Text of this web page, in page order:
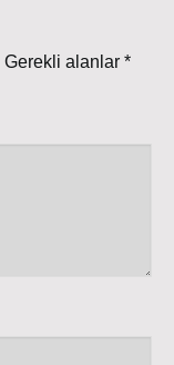
Gerekli alanlar *